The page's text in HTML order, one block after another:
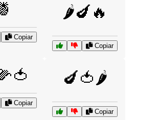
Copiar
🌶️🍆🔥
Copiar
Copiar
🍆🍅🌶️
Copiar